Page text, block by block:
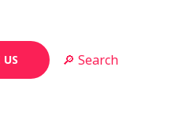
US 🔎 Search